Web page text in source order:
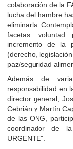
colaboración de la
lucha del hambre
eliminarla.
facetas: voluntad
incremento de la
(derecho,
paz/seguridad
Además de
responsabilidad en
director general,
Cebrián y Martín
de las ONG,
coordinador de
URGENTE".